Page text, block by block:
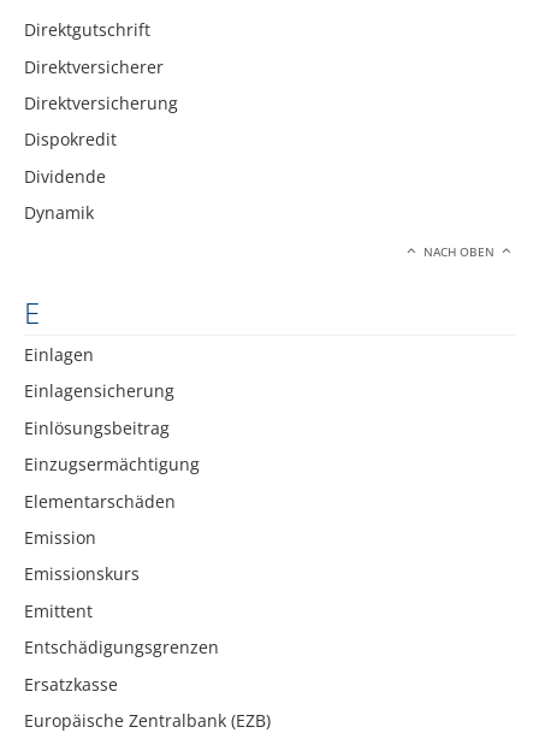
Direktgutschrift
Direktversicherer
Direktversicherung
Dispokredit
Dividende
Dynamik
NACH OBEN
E
Einlagen
Einlagensicherung
Einlösungsbeitrag
Einzugsermächtigung
Elementarschäden
Emission
Emissionskurs
Emittent
Entschädigungsgrenzen
Ersatzkasse
Europäische Zentralbank (EZB)